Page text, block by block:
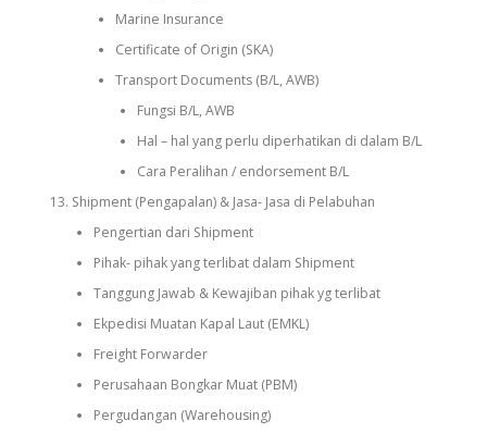
Marine Insurance
Certificate of Origin (SKA)
Transport Documents (B/L, AWB)
Fungsi B/L, AWB
Hal – hal yang perlu diperhatikan di dalam B/L
Cara Peralihan / endorsement B/L
Shipment (Pengapalan) & Jasa- Jasa di Pelabuhan
Pengertian dari Shipment
Pihak- pihak yang terlibat dalam Shipment
Tanggung Jawab & Kewajiban pihak yg terlibat
Ekpedisi Muatan Kapal Laut (EMKL)
Freight Forwarder
Perusahaan Bongkar Muat (PBM)
Pergudangan (Warehousing)